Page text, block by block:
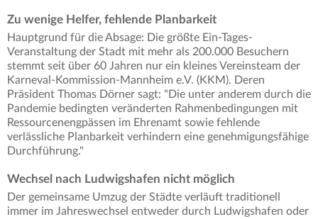
Zu wenige Helfer, fehlende Planbarkeit
Hauptgrund für die Absage: Die größte Ein-Tages-
Veranstaltung der Stadt mit mehr als 200.000 Besuchern
stemmt seit über 60 Jahren nur ein kleines Vereinsteam der
Karneval-Kommission-Mannheim e.V. (KKM). Deren
Präsident Thomas Dörner sagt: "Die unter anderem durch die
Pandemie bedingten veränderten Rahmenbedingungen mit
Ressourcenengpässen im Ehrenamt sowie fehlende
verlässliche Planbarkeit verhindern eine genehmigungsfähige
Durchführung."
Wechsel nach Ludwigshafen nicht möglich
Der gemeinsame Umzug der Städte verläuft traditionell
immer im Jahreswechsel entweder durch Ludwigshafen oder